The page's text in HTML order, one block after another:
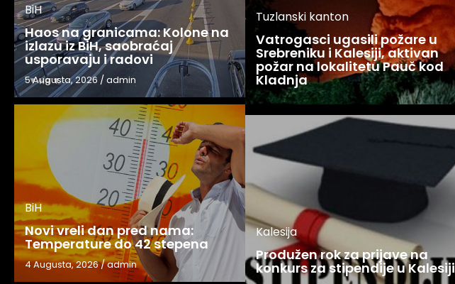
BiH
Haos na granicama: Kolone na
izlazu iz BiH, saobraćaj
usporavaju i radovi
5 Augusta, 2026 /admin
BiH
Novi vreli dan pred nama:
Temperature do 42 stepena
4 Augusta, 2026/admin
Tuzlanski kanton
Vatrogasci ugasili požare u
Srebreniku i Kalesiji, aktivan
požar na lokalitetu Pauč kod
Kladnja
Kalesija
Produžen rok za prijave na
konkurs za stipendije u Kalesiji